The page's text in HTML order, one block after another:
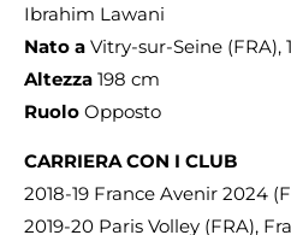
Ibrahim Lawani
Nato a Vitry-sur-Seine (FRA),
Altezza 198 cm
Ruolo Opposto
CARRIERA CON I CLUB
2018-19 France Avenir 2024
2019-20 Paris Volley (FRA),